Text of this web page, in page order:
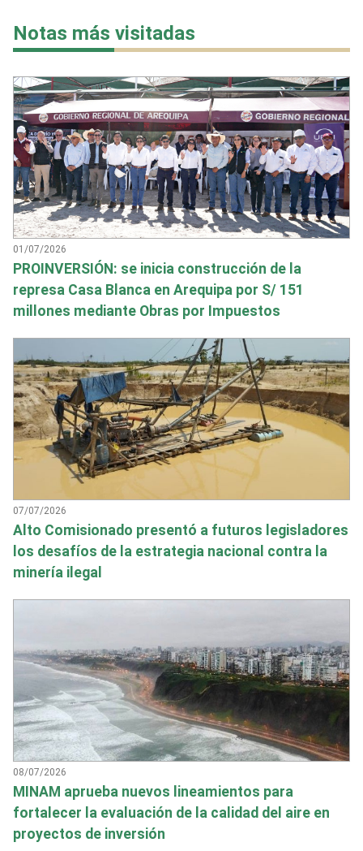
Notas más visitadas
01/07/2026
PROINVERSIÓN: se inicia construcción de la
represa Casa Blanca en Arequipa por S/ 151
millones mediante Obras por Impuestos
07/07/2026
Alto Comisionado presentó a futuros legisladores
los desafíos de la estrategia nacional contra la
minería ilegal
08/07/2026
MINAM aprueba nuevos lineamientos para
fortalecer la evaluación de la calidad del aire en
proyectos de inversión